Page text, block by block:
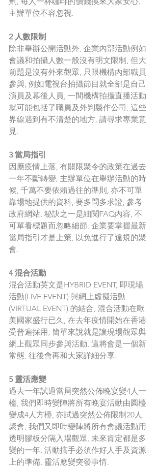
主辦單位不容忽視.
2 人數限制
除非舉辦公開活動外, 企業內部活動例如
會議和拍攝人數一般沒有明文限制, 但大
前題是沒有外來觀眾, 只限機構內部職員
參與, 例如電視台拍攝節目就全部是自己
演員及幕後人員, 一間機構拍攝直播活動
就可能包括了職員及外判製作公司, 這些
界線遇到有不清楚的地方, 請尋求專業意
見.
3 當局指引
因應疫情上落, 有關限聚令的政策在過去
一年不斷轉變, 主辦單位在舉辦活動的時
候, 千萬不要依賴過往的準則, 亦不可單
靠場地提供的資料, 要多問多求證, 參考
政府網站, 秘訣之一是細閱FAQ內容, 不
可單看標題而忽略細節, 企業要掌握最新
當局指引才是上策, 以免進行了違規的聚
會.
4 混合活動
混合活動英文是HYBRID EVENT, 即現場
活動(LIVE EVENT) 與網上虛擬活動
(VIRTUAL EVENT) 的結合, 混合活動在歐
美國家盛行已久, 在去年疫情開始在香港
受普遍採用, 簡單來說就是讓現場觀眾與
網上觀眾同步參與活動, 這將會是一個新
常態, 往後會再和大家詳細分享.
5 靈活應變
過去一年試過當局突然公佈晚宴變4人一
檯, 我們即時變陣將所有晚宴活動由圓檯
變成4人方檯, 亦試過突然公佈限制20人
聚會, 我們又即時變陣將所有會議活動用
透明膠板分隔入場觀眾, 未來肯定都是多
變的一年, 活動搞手必須作好人手及資源
上的準備, 靈活應變突發事情.